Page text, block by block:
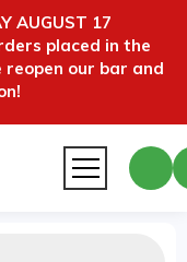
AUGUST 17
placed in the
our bar and